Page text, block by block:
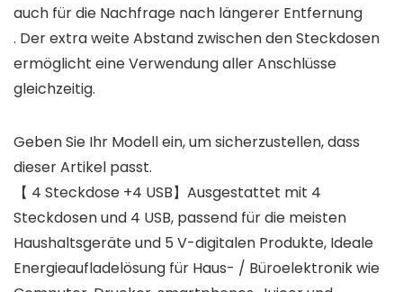
auch für die Nachfrage nach längerer Entfernung
. Der extra weite Abstand zwischen den Steckdosen
ermöglicht eine Verwendung aller Anschlüsse
gleichzeitig.
Geben Sie Ihr Modell ein, um sicherzustellen, dass
dieser Artikel passt.
【 4 Steckdose +4 USB】Ausgestattet mit 4
Steckdosen und 4 USB, passend für die meisten
Haushaltsgeräte und 5 V-digitalen Produkte, Ideale
Energieaufladelösung für Haus- / Büroelektronik wie